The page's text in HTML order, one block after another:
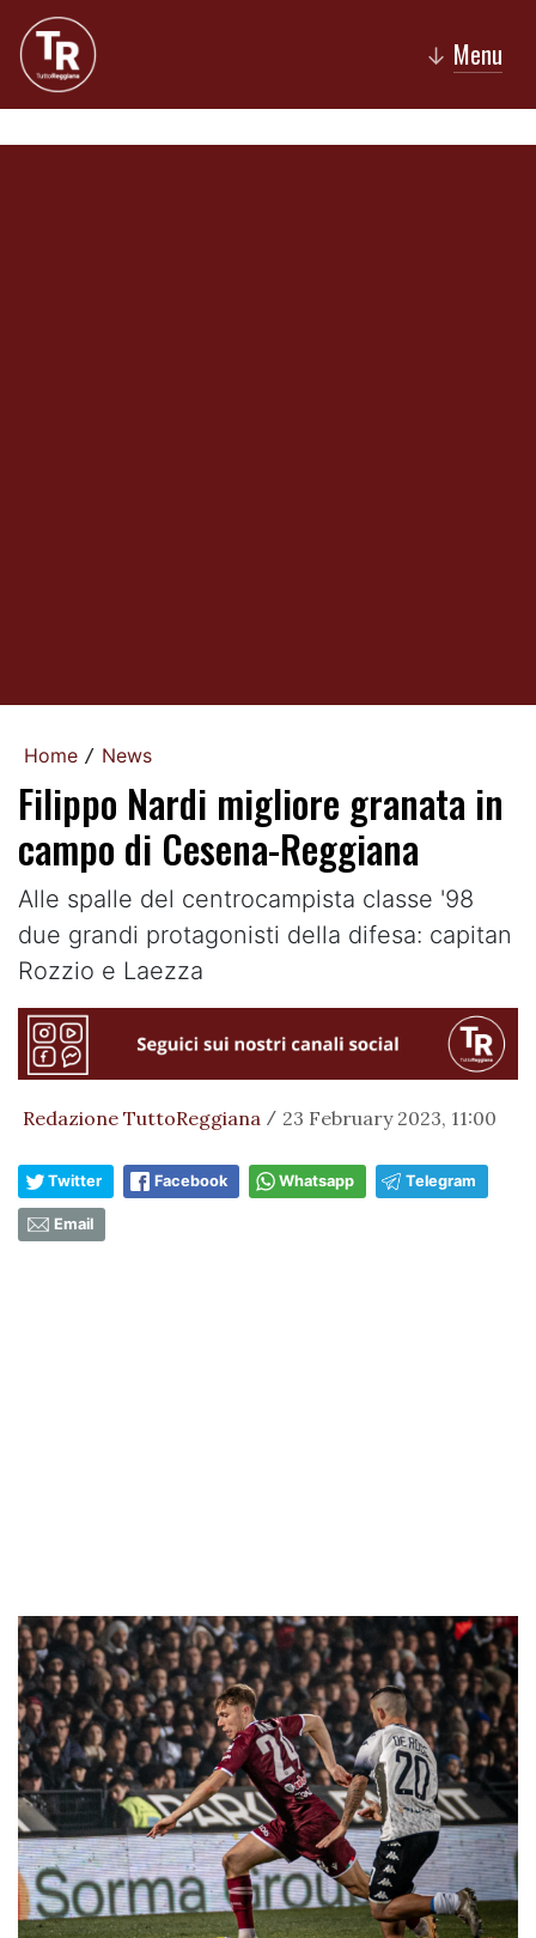
↓ Menu
Home / News
Filippo Nardi migliore granata in
campo di Cesena-Reggiana
Alle spalle del centrocampista classe '98
due grandi protagonisti della difesa: capitan
Rozzio e Laezza
Redazione TuttoReggiana / 23 February 2023, 11:00
Twitter Facebook Whatsapp Telegram
Email